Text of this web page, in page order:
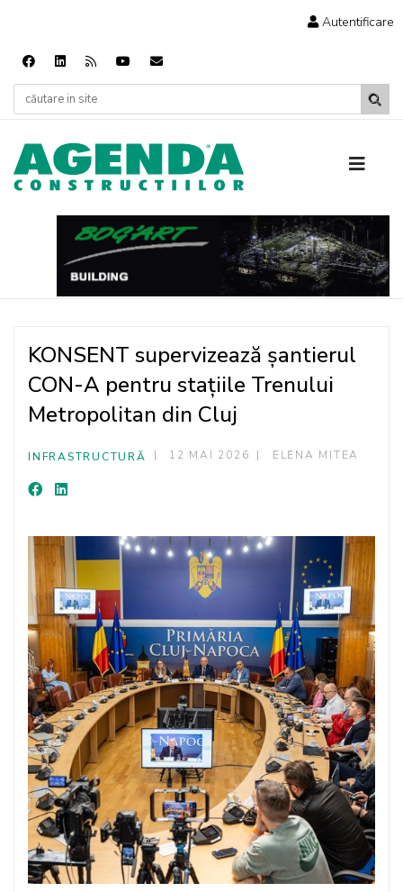
Autentificare
KONSENT supervizează șantierul
CON-A pentru stațiile Trenului
Metropolitan din Cluj
INFRASTRUCTURĂ 12 MAI 2026 ELENA MITEA